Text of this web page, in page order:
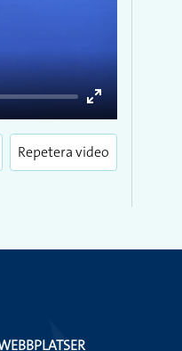
Enter
fullscreen
Repetera video